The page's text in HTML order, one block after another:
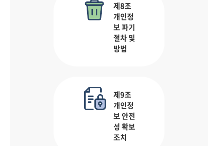
제8조
개인정
보 파기
절차 및
방법
제9조
개인정
보 안전
성 확보
조치